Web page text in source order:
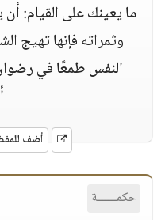
ما يعينك على القيام:
وثمراته فإنها تهيج
النفس طمعًا في
أضف
حكمــــــة